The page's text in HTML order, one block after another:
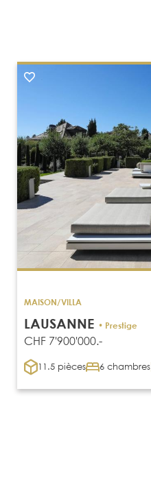
MAISON/VILLA
LAUSANNE • Prestige
CHF 7'900'000.-
11.5 pièces 6 chambres